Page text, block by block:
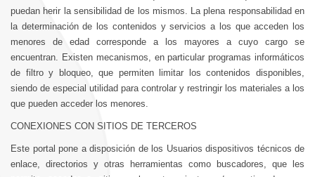
puedan herir la sensibilidad de los mismos. La plena responsabilidad en
la determinación de los contenidos y servicios a los que acceden los
menores de edad corresponde a los mayores a cuyo cargo se
encuentran. Existen mecanismos, en particular programas informáticos
de filtro y bloqueo, que permiten limitar los contenidos disponibles,
siendo de especial utilidad para controlar y restringir los materiales a los
que pueden acceder los menores.
CONEXIONES CON SITIOS DE TERCEROS
Este portal pone a disposición de los Usuarios dispositivos técnicos de
enlace, directorios y otras herramientas como buscadores, que les